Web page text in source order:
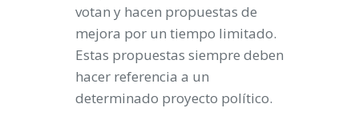
votan y hacen propuestas de
mejora por un tiempo limitado.
Estas propuestas siempre deben
hacer referencia a un
determinado proyecto político.